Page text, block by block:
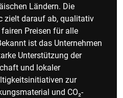
Ländern. Die
zielt darauf ab, qualitativ
Preisen für alle
ist das Unternehmen
Unterstützung der
und lokaler
zur
und CO₂-